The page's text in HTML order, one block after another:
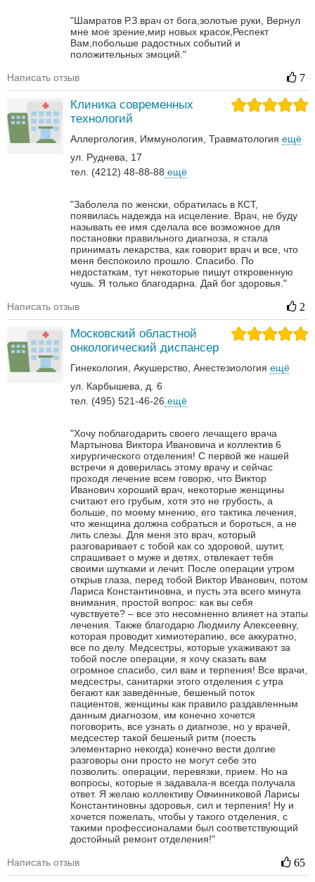
"Шамратов Р.З.врач от бога,золотые руки, Вернул
мне мое зрение,мир новых красок,Респект
Вам,побольше радостных событий и
положительных эмоций."
Написать отзыв 7
Клиника современных
технологий
Аллергология Иммунология Травматология ещё
ул. Руднева, 17
тел. (4212) 48-88-88 ещё
"Заболела по женски, обратилась в КСТ,
появилась надежда на исцеление. Врач, не буду
называть ее имя сделала все возможное для
постановки правильного диагноза, я стала
принимать лекарства, как говорит врач и все, что
меня беспокоило прошло. Спасибо. По
недостаткам, тут некоторые пишут откровенную
чушь. Я только благодарна. Дай бог здоровья."
Написать отзыв 2
Московский областной
онкологический диспансер
Гинекология Акушерство Анестезиология ещё
ул. Карбышева, д. 6
тел. (495) 521-46-26 ещё
"Хочу поблагодарить своего лечащего врача
Мартынова Виктора Ивановича и коллектив 6
хирургического отделения! С первой же нашей
встречи я доверилась этому врачу и сейчас
проходя лечение всем говорю, что Виктор
Иванович хороший врач, некоторые женщины
считают его грубым, хотя это не грубость, а
больше, по моему мнению, его тактика лечения,
что женщина должна собраться и бороться, а не
лить слезы. Для меня это врач, который
разговаривает с тобой как со здоровой, шутит,
спрашивает о муже и детях, отвлекает тебя
своими шутками и лечит. После операции утром
открыв глаза, перед тобой Виктор Иванович, потом
Лариса Константиновна, и пусть эта всего минута
внимания, простой вопрос: как вы себя
чувствуете? – все это несомненно влияет на этапы
лечения. Также благодарю Людмилу Алексеевну,
которая проводит химиотерапию, все аккуратно,
все по делу. Медсестры, которые ухаживают за
тобой после операции, я хочу сказать вам
огромное спасибо, сил вам и терпения! Все врачи,
медсестры, санитарки этого отделения с утра
бегают как заведённые, бешеный поток
пациентов, женщины как правило раздавленным
данным диагнозом, им конечно хочется
поговорить, все узнать о диагнозе, но у врачей,
медсестер такой бешеный ритм (поесть
элементарно некогда) конечно вести долгие
разговоры они просто не могут себе это
позволить: операции, перевязки, прием. Но на
вопросы, которые я задавала-я всегда получала
ответ. Я желаю коллективу Овчинниковой Ларисы
Константиновны здоровья, сил и терпения! Ну и
хочется пожелать, чтобы у такого отделения, с
такими профессионалами был соответствующий
достойный ремонт отделения!"
Написать отзыв 65